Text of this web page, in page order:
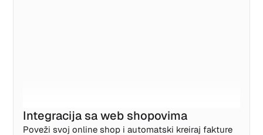
Integracija sa web shopovima
Poveži svoj online shop i automatski kreiraj fakture